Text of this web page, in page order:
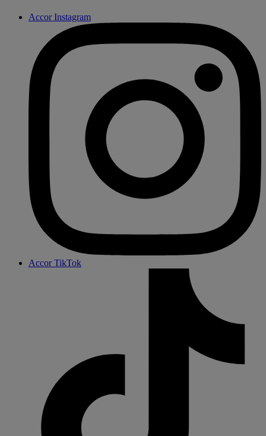
Accor Instagram
Accor TikTok